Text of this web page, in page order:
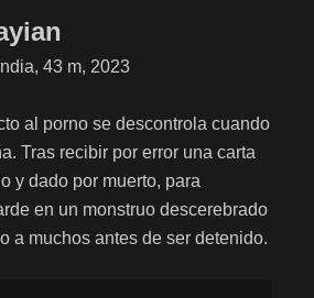
43 m, 2023
al porno se descontrola cuando
Tras recibir por error una carta
y dado por muerto, para
en un monstruo descerebrado
a muchos antes de ser detenido.